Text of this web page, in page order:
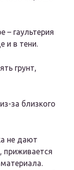
гаультерия
и в тени.
грунт,
за близкого
не дают
приживается